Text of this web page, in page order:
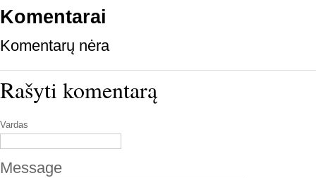
Komentarai
Komentarų nėra
Rašyti komentarą
Vardas
Message